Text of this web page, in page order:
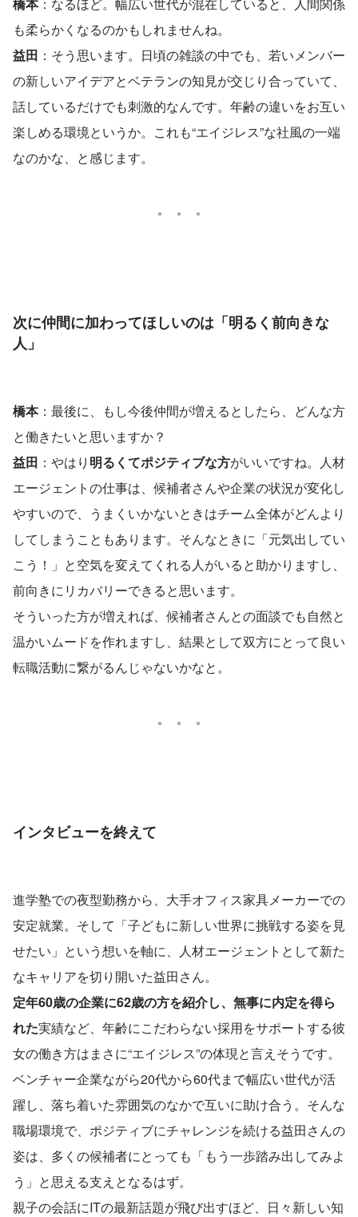
も柔らかくなるのかもしれませんね。
益田 ：そう思います。日頃の雑談の中でも、若いメンバー
の新しいアイデアとベテランの知見が交じり合っていて、
話しているだけでも刺激的なんです。年齢の違いをお互い
楽しめる環境というか。これも“エイジレス”な社風の一端
なのかな、と感じます。
次に仲間に加わってほしいのは「明るく前向きな
人」
橋本：最後に、もし今後仲間が増えるとしたら、どんな方
と働きたいと思いますか？
益田 ：やはり 明るくてポジティブな方がいいですね。人材
エージェントの仕事は、候補者さんや企業の状況が変化し
やすいので、うまくいかないときはチーム全体がどんより
してしまうこともあります。そんなときに「元気出してい
こう！」と空気を変えてくれる人がいると助かりますし、
前向きにリカバリーできると思います。
そういった方が増えれば、候補者さんとの面談でも自然と
温かいムードを作れますし、結果として双方にとって良い
転職活動に繋がるんじゃないかなと。
インタビューを終えて
進学塾での夜型勤務から、大手オフィス家具メーカーでの
安定就業。そして「子どもに新しい世界に挑戦する姿を見
せたい」という想いを軸に、人材エージェントとして新た
なキャリアを切り開いた益田さん。
定年60歳の企業に62歳の方を紹介し、無事に内定を得ら
れた実績など、年齢にこだわらない採用をサポートする彼
女の働き方はまさに“エイジレス”の体現と言えそうです。
ベンチャー企業ながら20代から60代まで幅広い世代が活
躍し、落ち着いた雰囲気のなかで互いに助け合う。そんな
職場環境で、ポジティブにチャレンジを続ける益田さんの
姿は、多くの候補者にとっても「もう一歩踏み出してみよ
う」と思える支えとなるはず。
親子の会話にITの最新話題が飛び出すほど、日々新しい知